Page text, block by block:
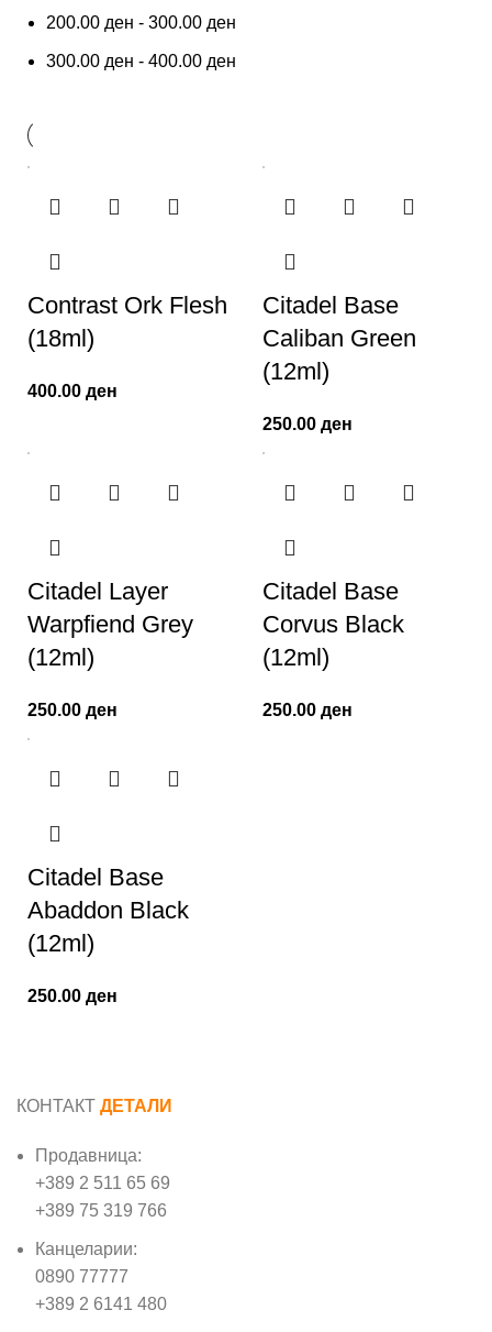
200.00 ден - 300.00 ден
300.00 ден - 400.00 ден
Contrast Ork Flesh
(18ml)
400.00 ден
Citadel Base
Caliban Green
(12ml)
250.00 ден
Citadel Layer
Warpfiend Grey
(12ml)
250.00 ден
Citadel Base
Corvus Black
(12ml)
250.00 ден
Citadel Base
Abaddon Black
(12ml)
250.00 ден
КОНТАКТ ДЕТАЛИ
Продавница:
+389 2 511 65 69
+389 75 319 766
Канцеларии:
0890 77777
+389 2 6141 480